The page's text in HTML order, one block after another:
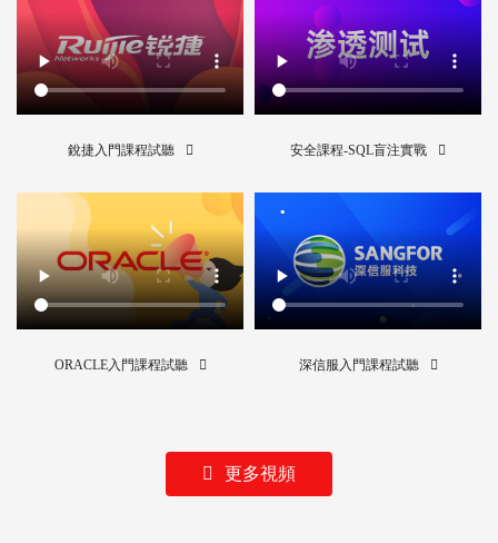
銳捷入門課程試聽 安全課程-SQL盲注實戰
ORACLE入門課程試聽 深信服入門課程試聽
更多視頻